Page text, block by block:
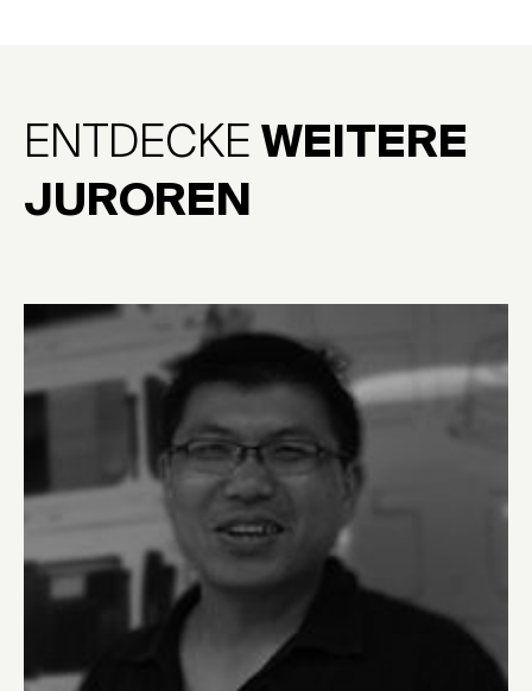
ENTDECKE WEITERE
JUROREN